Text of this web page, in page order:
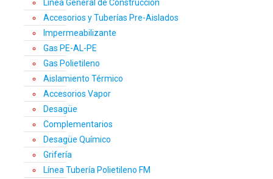
Línea General de Construcción
Accesorios y Tuberías Pre-Aislados
Impermeabilizante
Gas PE-AL-PE
Gas Polietileno
Aislamiento Térmico
Accesorios Vapor
Desagüe
Complementarios
Desagüe Químico
Grifería
Línea Tubería Polietileno FM